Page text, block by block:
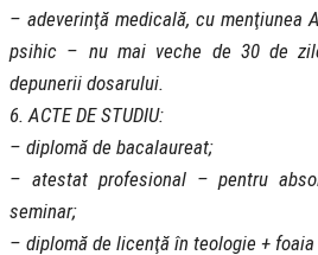
– adeverinţă medicală, cu menţiunea
psihic – nu mai veche de 30 de
depunerii dosarului.
6. ACTE DE STUDIU:
– diplomă de bacalaureat;
– atestat profesional – pentru
seminar;
– diplomă de licenţă în teologie +